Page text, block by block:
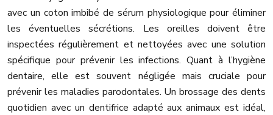
avec un coton imbibé de sérum physiologique pour éliminer
les éventuelles sécrétions. Les oreilles doivent être
inspectées régulièrement et nettoyées avec une solution
spécifique pour prévenir les infections. Quant à l’hygiène
dentaire, elle est souvent négligée mais cruciale pour
prévenir les maladies parodontales. Un brossage des dents
quotidien avec un dentifrice adapté aux animaux est idéal,